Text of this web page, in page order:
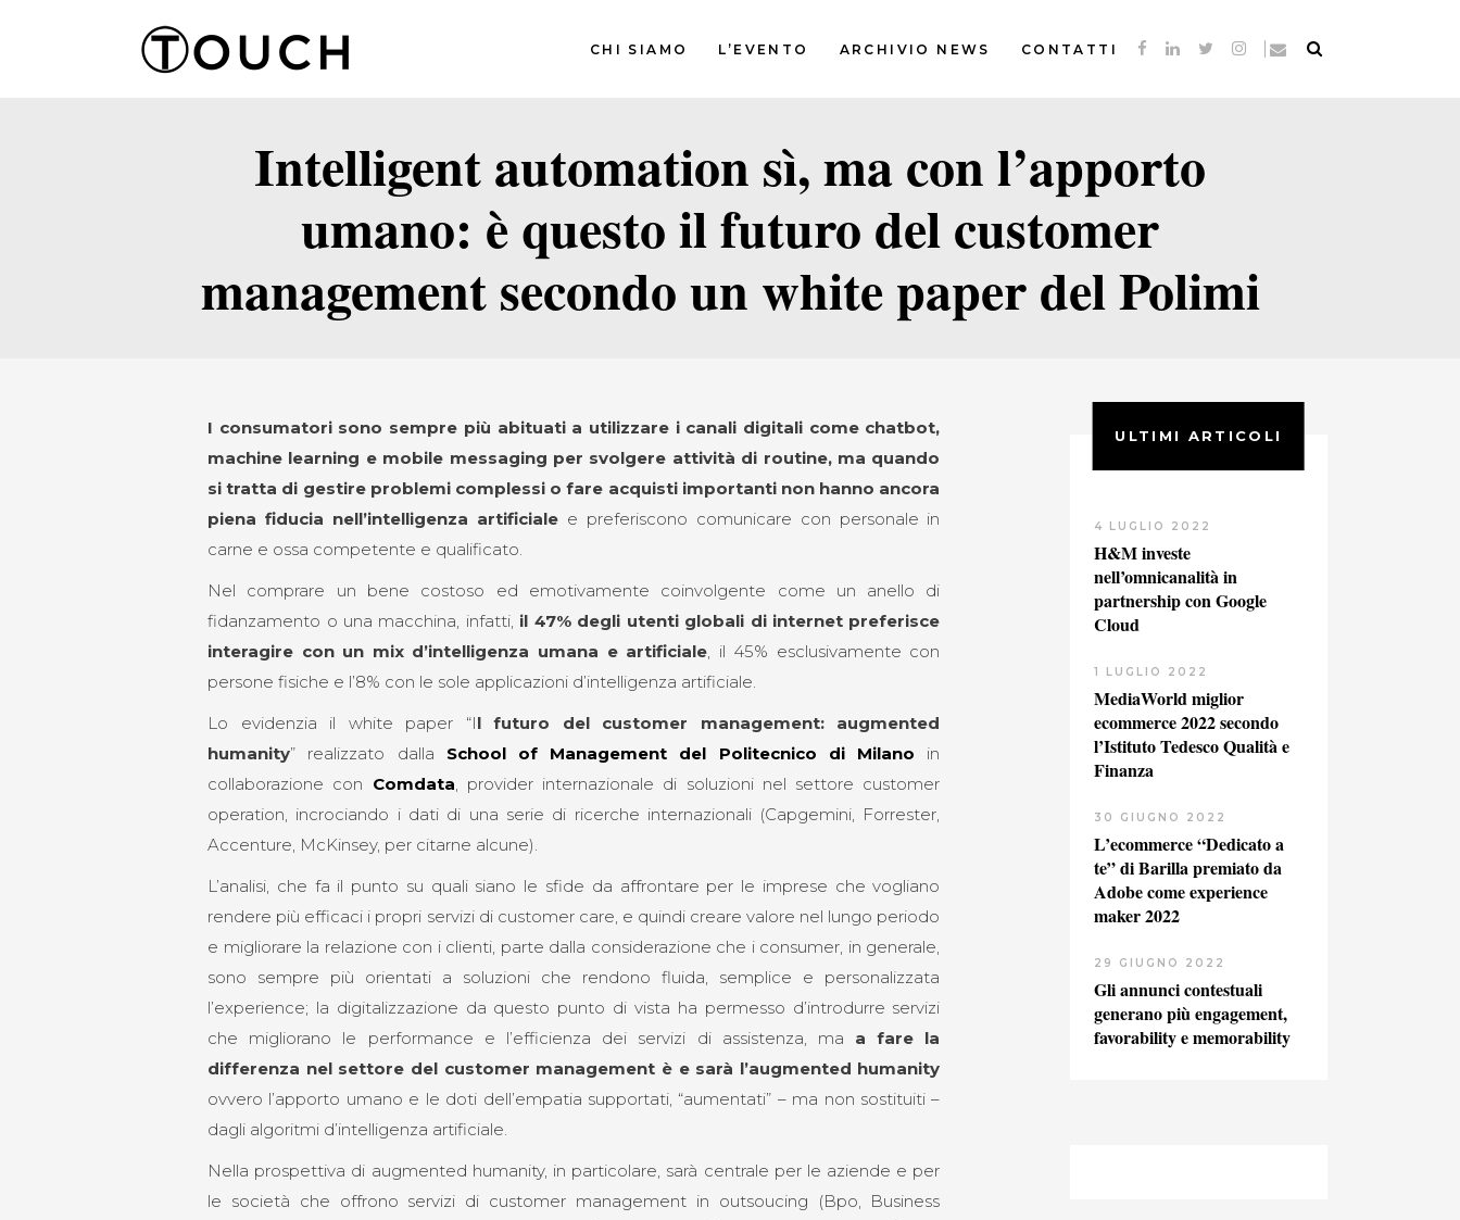
CHI SIAMO L’EVENTO ARCHIVIO NEWS CONTATTI
Intelligent automation sì, ma con l’apporto
umano: è questo il futuro del customer
management secondo un white paper del Polimi
I consumatori sono sempre più abituati a utilizzare i canali digitali come chatbot,
machine learning e mobile messaging per svolgere attività di routine, ma quando
si tratta di gestire problemi complessi o fare acquisti importanti non hanno ancora
piena fiducia nell’intelligenza artificialee preferiscono comunicare con personale in
carne e ossa competente e qualificato.
Nel comprare un bene costoso ed emotivamente coinvolgente come un anello di
fidanzamento o una macchina, infatti, il 47% degli utenti globali di internet preferisce
interagire con un mix d’intelligenza umana e artificiale, il 45% esclusivamente con
persone fisiche e l’8% con le sole applicazioni d’intelligenza artificiale.
Lo evidenzia il white paper “Il futuro del customer management: augmented
humanity” realizzato dalla School of Management del Politecnico di Milano in
collaborazione con Comdata, provider internazionale di soluzioni nel settore customer
operation, incrociando i dati di una serie di ricerche internazionali (Capgemini, Forrester,
Accenture, McKinsey, per citarne alcune).
L’analisi, che fa il punto su quali siano le sfide da affrontare per le imprese che vogliano
rendere più efficaci i propri servizi di customer care, e quindi creare valore nel lungo periodo
e migliorare la relazione con i clienti, parte dalla considerazione che i consumer, in generale,
sono sempre più orientati a soluzioni che rendono fluida, semplice e personalizzata
l’experience; la digitalizzazione da questo punto di vista ha permesso d’introdurre servizi
che migliorano le performance e l’efficienza dei servizi di assistenza, ma a fare la
differenza nel settore del customer management è e sarà l’augmented humanity
ovvero l’apporto umano e le doti dell’empatia supportati, “aumentati” – ma non sostituiti –
dagli algoritmi d’intelligenza artificiale.
Nella prospettiva di augmented humanity, in particolare, sarà centrale per le aziende e per
le società che offrono servizi di customer management in outsoucing (Bpo, Business
ULTIMI ARTICOLI
4 LUGLIO 2022
H&M investe
nell’omnicanalità in
partnership con Google
Cloud
1 LUGLIO 2022
MediaWorld miglior
ecommerce 2022 secondo
l’Istituto Tedesco Qualità e
Finanza
30 GIUGNO 2022
L’ecommerce “Dedicato a
te” di Barilla premiato da
Adobe come experience
maker 2022
29 GIUGNO 2022
Gli annunci contestuali
generano più engagement,
favorability e memorability